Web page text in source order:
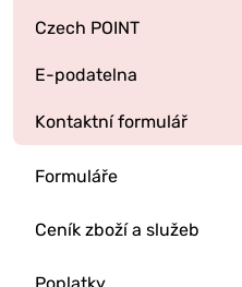
Czech POINT
E-podatelna
Kontaktní formulář
Formuláře
Ceník zboží a služeb